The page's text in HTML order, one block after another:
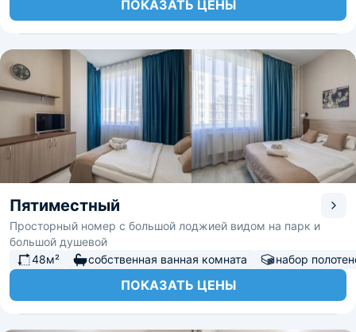
ПОКАЗАТЬ ЦЕНЫ
Пятиместный
Просторный номер с большой лоджией видом на парк и
большой душевой
48м²
собственная ванная комната набор
ПОКАЗАТЬ ЦЕНЫ